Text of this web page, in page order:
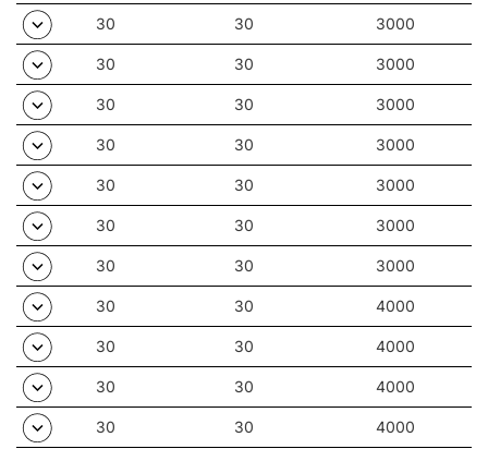
30 30 3000
30 30 3000
30 30 3000
30 30 3000
30 30 3000
30 30 3000
30 30 3000
30 30 4000
30 30 4000
30 30 4000
30 30 4000